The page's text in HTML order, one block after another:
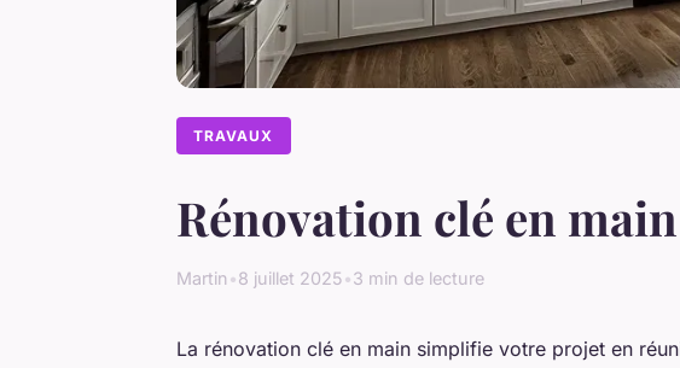
TRAVAUX
Rénovation clé en
Martin•8 juillet 2025•3 min de lecture
La rénovation clé en main simplifie votre projet en